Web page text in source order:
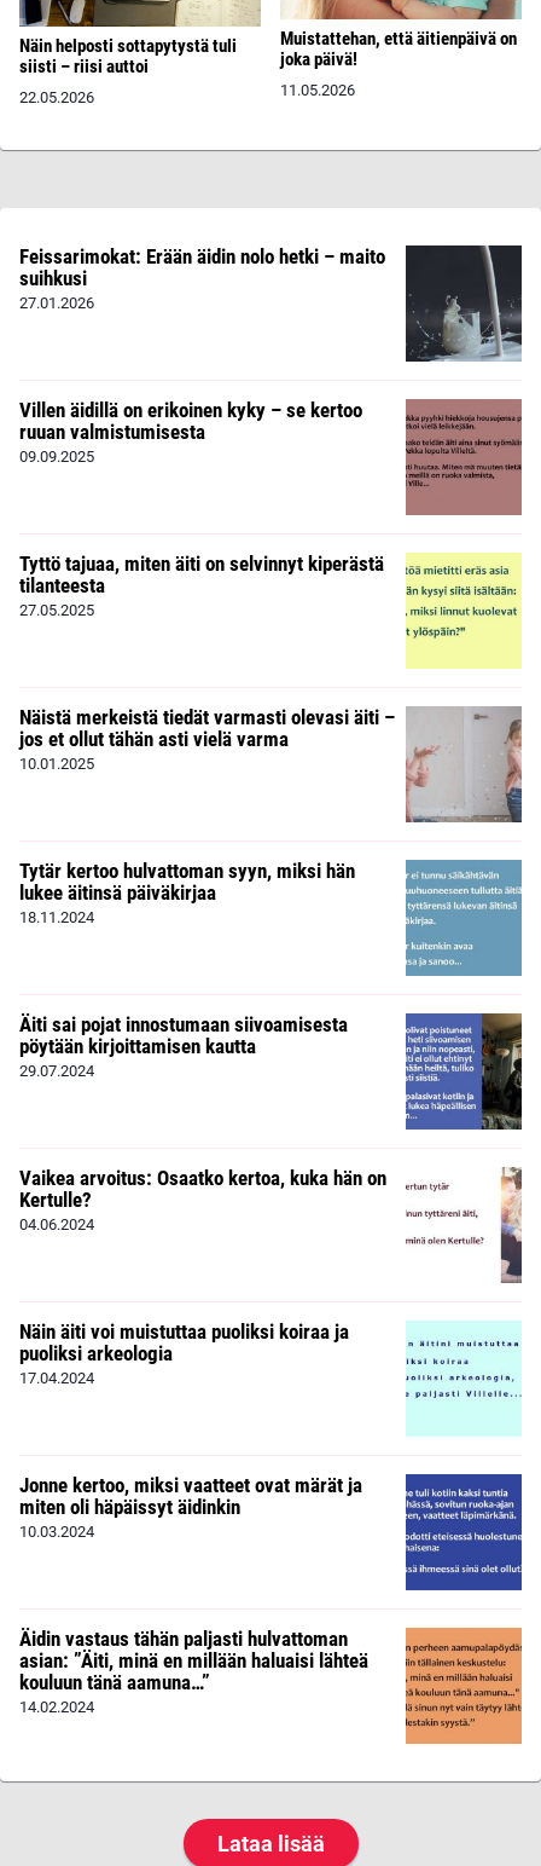
Näin helposti sottapytystä tuli
siisti – riisi auttoi
22.05.2026
Muistattehan, että äitienpäivä on
joka päivä!
11.05.2026
Feissarimokat: Erään äidin nolo hetki – maito
suihkusi
27.01.2026
Villen äidillä on erikoinen kyky – se kertoo
ruuan valmistumisesta
09.09.2025
Tyttö tajuaa, miten äiti on selvinnyt kiperästä
tilanteesta
27.05.2025
Näistä merkeistä tiedät varmasti olevasi äiti –
jos et ollut tähän asti vielä varma
10.01.2025
Tytär kertoo hulvattoman syyn, miksi hän
lukee äitinsä päiväkirjaa
18.11.2024
Äiti sai pojat innostumaan siivoamisesta
pöytään kirjoittamisen kautta
29.07.2024
Vaikea arvoitus: Osaatko kertoa, kuka hän on
Kertulle?
04.06.2024
Näin äiti voi muistuttaa puoliksi koiraa ja
puoliksi arkeologia
17.04.2024
Jonne kertoo, miksi vaatteet ovat märät ja
miten oli häpäissyt äidinkin
10.03.2024
Äidin vastaus tähän paljasti hulvattoman
asian: ”Äiti, minä en millään haluaisi lähteä
kouluun tänä aamuna…”
14.02.2024
Lataa lisää